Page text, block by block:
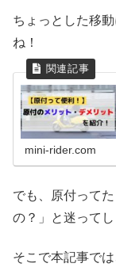
ちょっとした移
ね！
mini-rider.com
でも、原付って
の？」と迷って
そこで本記事で